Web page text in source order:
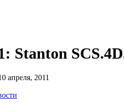
Stanton
апреля, 2011